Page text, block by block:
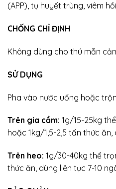
(APP), tụ huyết trùng, viêm
CHỐNG CHỈ ĐỊNH
Không dùng cho thú mẫn
SỬ DỤNG
Pha vào nước uống hoặc
Trên gia cầm: 1g/15-25kg
hoặc 1kg/1,5-2,5 tấn thức
Trên heo: 1g/30-40kg thể
thức ăn, dùng liên tục 7-10